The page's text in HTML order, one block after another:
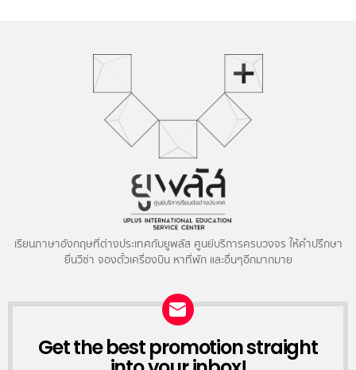
เรียนภาษาอังกฤษที่ต่างประเทศกับยูพลัส ศูนย์บริการครบวงจร ให้คำปรึกษา
ยื่นวีซ่า จองตั๋วเครื่องบิน หาที่พัก และอื่นๆอีกมากมาย
NEWSLETTER
Get the best promotion straight